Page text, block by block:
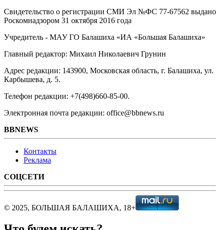
Свидетельство о регистрации СМИ Эл №ФС ‎77-67562 выдано
Роскомнадзором 31 октября 2016 года
Учредитель - МАУ ГО Балашиха «ИА «Большая Балашиха»
Главный редактор: Михаил Николаевич Грунин
Адрес редакции: 143900, Московская область, г. Балашиха, ул.
Карбышева, д. 5.
Телефон редакции: +7(498)660-85-00.
Электронная почта редакции: office@bbnews.ru
BBNEWS
Контакты
Реклама
СОЦСЕТИ
© 2025, БОЛЬШАЯ БАЛАШИХА, 18+